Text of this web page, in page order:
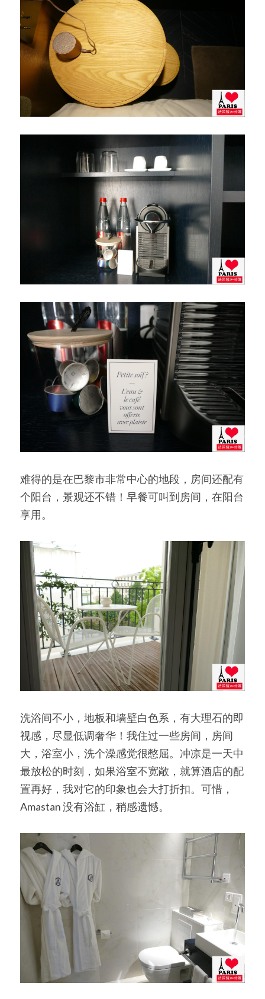
难得的是在巴黎市非常中心的地段，房间还配有
个阳台，景观还不错！早餐可叫到房间，在阳台
享用。
洗浴间不小，地板和墙壁白色系，有大理石的即
视感，尽显低调奢华！我住过一些房间，房间
大，浴室小，洗个澡感觉很憋屈。冲凉是一天中
最放松的时刻，如果浴室不宽敞，就算酒店的配
置再好，我对它的印象也会大打折扣。可惜，
Amastan 没有浴缸，稍感遗憾。